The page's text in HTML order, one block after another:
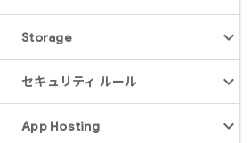
Storage
セキュリティ ルール
App Hosting